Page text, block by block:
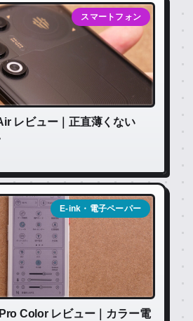
スマートフォン
レビュー｜正直薄くない
E-ink・電子ペーパー
Color レビュー｜カラー電